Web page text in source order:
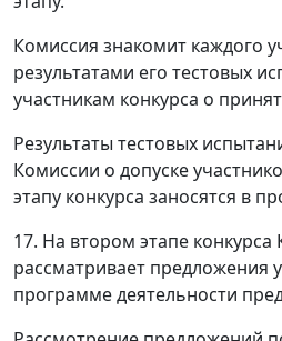
Комиссия знакомит каждого
результатами его тестовых
участникам конкурса о
Результаты тестовых
Комиссии о допуске
этапу конкурса заносятся в
17. На втором этапе конкурса
рассматривает предложения
программе деятельности